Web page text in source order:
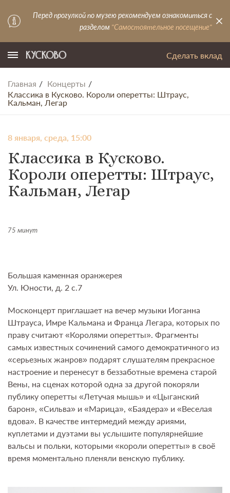
Перед прогулкой по музею рекомендуем ознакомиться с
разделом "Самостоятельное посещение"
Сделать вклад
Главная
Концерты
Классика в Кусково. Короли оперетты: Штраус,
Кальман, Легар
8 января, среда, 15:00
Классика в Кусково.
Короли оперетты: Штраус,
Кальман, Легар
75 минут
Большая каменная оранжерея
Ул. Юности, д. 2 с.7
Москонцерт приглашает на вечер музыки Иоганна
Штрауса, Имре Кальмана и Франца Легара, которых по
праву считают «Королями оперетты». Фрагменты
самых известных сочинений самого демократичного из
«серьезных жанров» подарят слушателям прекрасное
настроение и перенесут в беззаботные времена старой
Вены, на сценах которой одна за другой покоряли
публику оперетты «Летучая мышь» и «Цыганский
барон», «Сильва» и «Марица», «Баядера» и «Веселая
вдова». В качестве интермедий между ариями,
куплетами и дуэтами вы услышите популярнейшие
вальсы и польки, которыми «короли оперетты» в своё
время моментально пленяли венскую публику.